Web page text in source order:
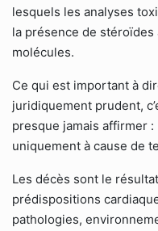
lesquels les analyses
la présence de stéroïdes
molécules.
Ce qui est important à
juridiquement prudent,
presque jamais affirmer
uniquement à cause de
Les décès sont le
prédispositions
pathologies,